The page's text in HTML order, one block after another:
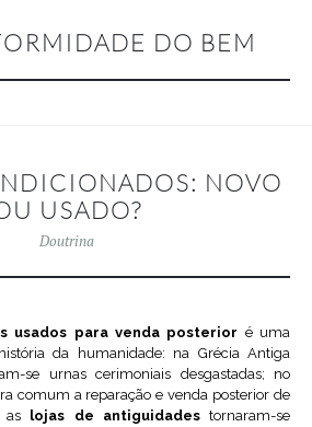
DO BEM
NOVO
USADO?
Doutrina
usados para venda posterior é uma
da humanidade: na Grécia Antiga
se urnas cerimoniais desgastadas; no
comum a reparação e venda posterior de
as lojas de antiguidadestornaram-se